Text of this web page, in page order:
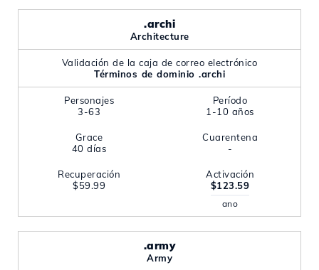
.archi
Architecture
Validación de la caja de correo electrónico
Términos de dominio .archi
Personajes
3-63
Período
1-10 años
Grace
40 días
Cuarentena
-
Recuperación
$59.99
Activación
$123.59
ano
.army
Army